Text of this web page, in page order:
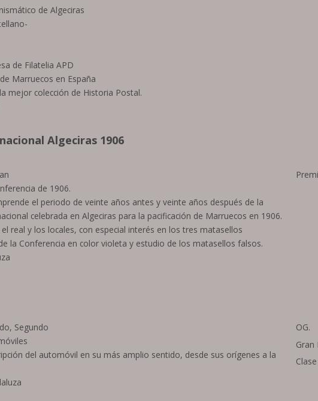
de Algeciras
de Filatelia APD
Marruecos en España
mejor colección de Historia Postal.
Algeciras 1906
de 1906.
el periodo de veinte años antes y veinte años después de la
celebrada en Algeciras para la pacificación de Marruecos en 1906.
real y los locales, con especial interés en los tres matasellos
la Conferencia en color violeta y estudio de los matasellos falsos.
Segundo
del automóvil en su más amplio sentido, desde sus orígenes a la
OG.
Gran